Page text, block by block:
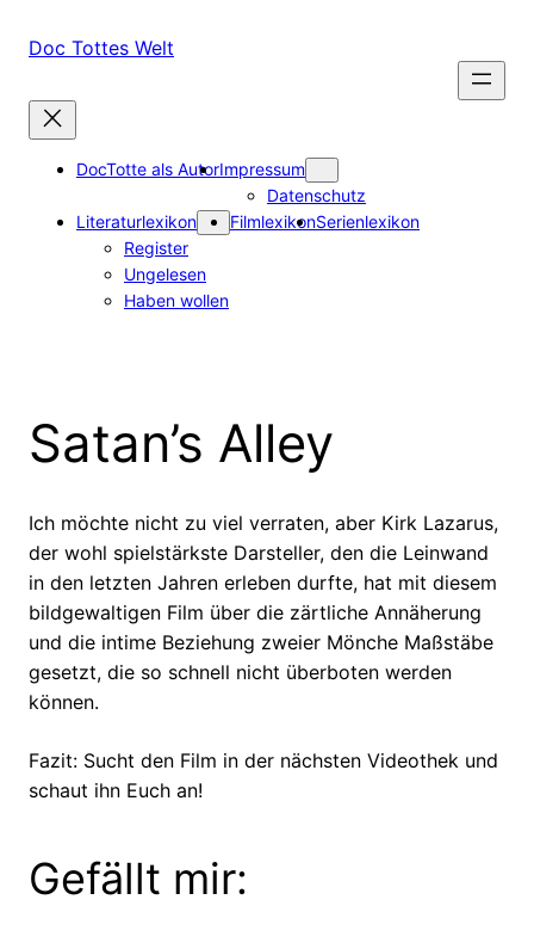
InhaltDoc Tottes Welt
DocTotte als AutorImpressum
Datenschutz
Literaturlexikon
Register
Ungelesen
Haben wollen
FilmlexikonSerienlexikon
Satan’s Alley
Ich möchte nicht zu viel verraten, aber Kirk Lazarus,
der wohl spielstärkste Darsteller, den die Leinwand
in den letzten Jahren erleben durfte, hat mit diesem
bildgewaltigen Film über die zärtliche Annäherung
und die intime Beziehung zweier Mönche Maßstäbe
gesetzt, die so schnell nicht überboten werden
können.
Fazit: Sucht den Film in der nächsten Videothek und
schaut ihn Euch an!
Gefällt mir: